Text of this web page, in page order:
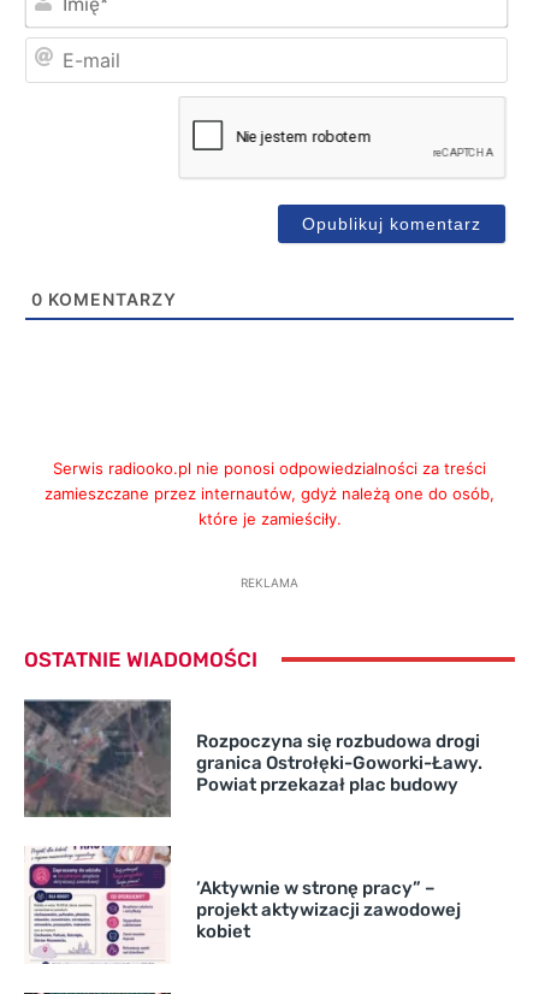
0 KOMENTARZY
Serwis radiooko.pl nie ponosi odpowiedzialności za treści
zamieszczane przez internautów, gdyż należą one do osób,
które je zamieściły.
REKLAMA
OSTATNIE WIADOMOŚCI
Rozpoczyna się rozbudowa drogi
granica Ostrołęki-Goworki-Ławy.
Powiat przekazał plac budowy
’Aktywnie w stronę pracy” –
projekt aktywizacji zawodowej
kobiet